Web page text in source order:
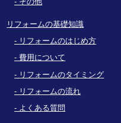
リフォームの基礎知識
リフォームのはじめ方
費用について
リフォームのタイミング
リフォームの流れ
よくある質問